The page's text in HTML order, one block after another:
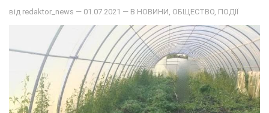
від redaktor_news — 01.07.2021 — В НОВИНИ ОБЩЕСТВО ПОДІЇ